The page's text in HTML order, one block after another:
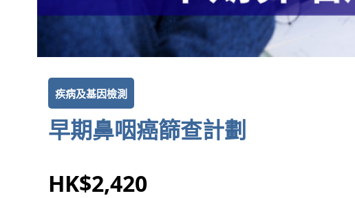
疾病及基因檢測
早期鼻咽癌篩查計劃
HK$2,420